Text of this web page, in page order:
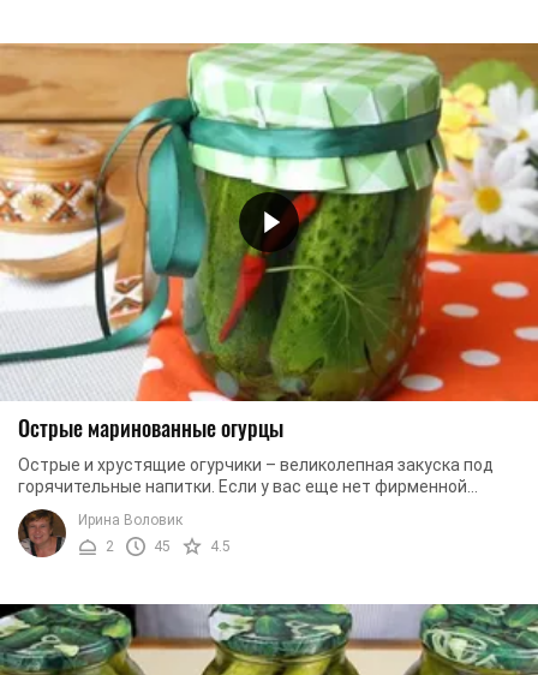
Острые маринованные огурцы
Острые и хрустящие огурчики – великолепная закуска под
горячительные напитки. Если у вас еще нет фирменной
заготовки к праздничному столу, то этот ...
Ирина Воловик
2
45 4.5